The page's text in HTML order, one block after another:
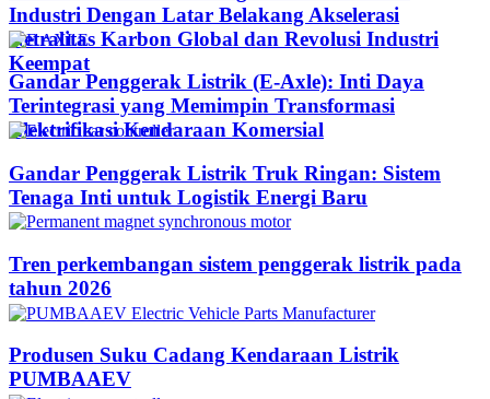
Industri Dengan Latar Belakang Akselerasi
Netralitas Karbon Global dan Revolusi Industri
Keempat
Gandar Penggerak Listrik (E-Axle): Inti Daya
Terintegrasi yang Memimpin Transformasi
Elektrifikasi Kendaraan Komersial
Gandar Penggerak Listrik Truk Ringan: Sistem
Tenaga Inti untuk Logistik Energi Baru
Tren perkembangan sistem penggerak listrik pada
tahun 2026
Produsen Suku Cadang Kendaraan Listrik
PUMBAAEV